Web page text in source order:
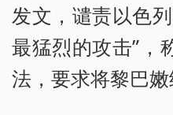
发文，谴责以色
最猛烈的攻击”，
法，要求将黎巴嫩